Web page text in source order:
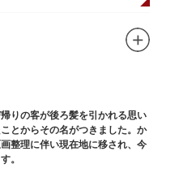
りの客が後ろ髪を引かれる思い
とからその名がつきました。か
整理に伴い現在地に移され、今
。